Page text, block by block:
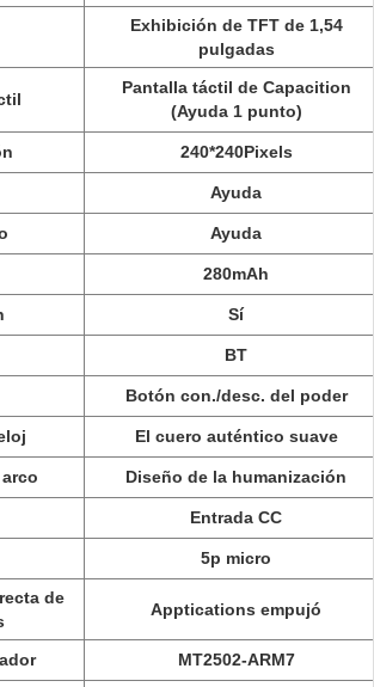
Exhibición de TFT de 1,54
pulgadas
Pantalla táctil de Capacition
(Ayuda 1 punto)
240*240Pixels
Ayuda
Ayuda
280mAh
Sí
BT
Botón con./desc. del poder
El cuero auténtico suave
Diseño de la humanización
Entrada CC
5p micro
de
Apptications empujó
MT2502-ARM7